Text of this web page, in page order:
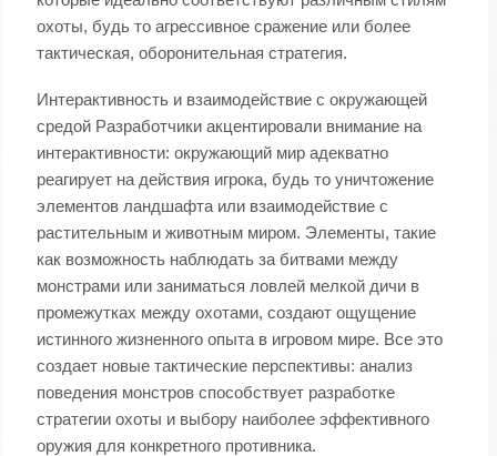
охоты, будь то агрессивное сражение или более
тактическая, оборонительная стратегия.
Интерактивность и взаимодействие с окружающей
средой Разработчики акцентировали внимание на
интерактивности: окружающий мир адекватно
реагирует на действия игрока, будь то уничтожение
элементов ландшафта или взаимодействие с
растительным и животным миром. Элементы, такие
как возможность наблюдать за битвами между
монстрами или заниматься ловлей мелкой дичи в
промежутках между охотами, создают ощущение
истинного жизненного опыта в игровом мире. Все это
создает новые тактические перспективы: анализ
поведения монстров способствует разработке
стратегии охоты и выбору наиболее эффективного
оружия для конкретного противника.